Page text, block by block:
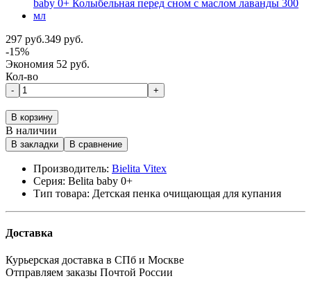
297 руб.349 руб.
-15%
Экономия 52 руб.
Кол-во
- +
В корзину
В наличии
В закладки В сравнение
Производитель: Bielita Vitex
Серия: Belita baby 0+
Тип товара: Детская пенка очищающая для купания
Доставка
Курьерская доставка в СПб и Москве
Отправляем заказы Почтой России